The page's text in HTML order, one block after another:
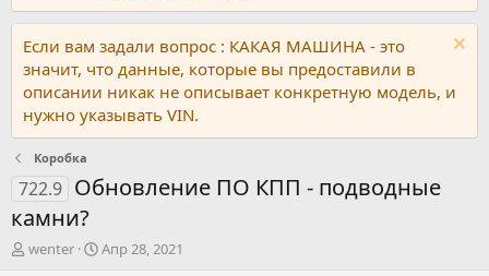
Если вам задали вопрос : КАКАЯ МАШИНА - это
значит, что данные, которые вы предоставили в
описании никак не описывает конкретную модель, и
нужно указывать VIN.
Коробка
722.9 Обновление ПО КПП - подводные
камни?
А
wenter
Д
Апр 28, 2021